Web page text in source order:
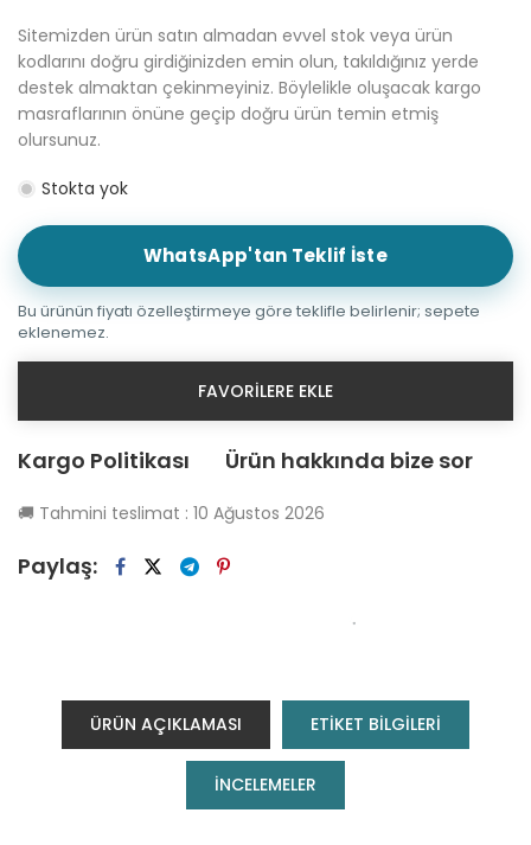
Sitemizden ürün satın almadan evvel stok veya ürün
kodlarını doğru girdiğinizden emin olun, takıldığınız yerde
destek almaktan çekinmeyiniz. Böylelikle oluşacak kargo
masraflarının önüne geçip doğru ürün temin etmiş
olursunuz.
Stokta yok
WhatsApp'tan Teklif İste
Bu ürünün fiyatı özelleştirmeye göre teklifle belirlenir; sepete
eklenemez.
FAVORILERE EKLE
Kargo Politikası Ürün hakkında bize sor
🚚 Tahmini teslimat : 10 Ağustos 2026
Paylaş:
ÜRÜN AÇIKLAMASI ETİKET BİLGİLERİ
INCELEMELER